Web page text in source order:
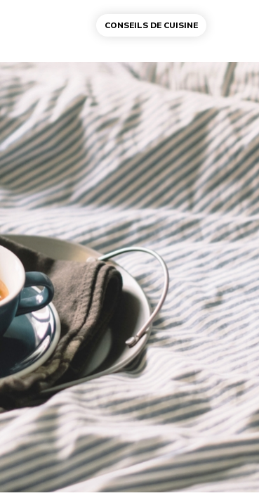
CONSEILS DE CUISINE